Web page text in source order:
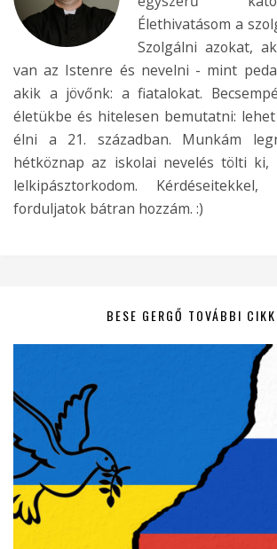
Élethivatásom a
Szolgálni azokat,
van az Istenre és nevelni - mint
akik a jövőnk: a fiatalokat.
életükbe és hitelesen bemutatni:
élni a 21. században. Munkám
hétköznap az iskolai nevelés tölti ki,
lelkipásztorkodom. Kérdéseitekkel,
forduljatok bátran hozzám. :)
BESE GERGŐ TOVÁBBI